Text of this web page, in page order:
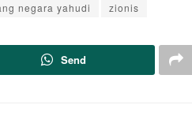
negara yahudi zionis
Send